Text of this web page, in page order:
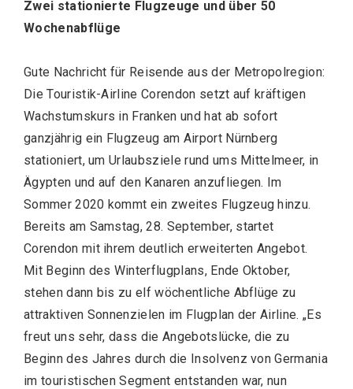
Zwei stationierte Flugzeuge und über 50
Wochenabflüge
Gute Nachricht für Reisende aus der Metropolregion:
Die Touristik-Airline Corendon setzt auf kräftigen
Wachstumskurs in Franken und hat ab sofort
ganzjährig ein Flugzeug am Airport Nürnberg
stationiert, um Urlaubsziele rund ums Mittelmeer, in
Ägypten und auf den Kanaren anzufliegen. Im
Sommer 2020 kommt ein zweites Flugzeug hinzu.
Bereits am Samstag, 28. September, startet
Corendon mit ihrem deutlich erweiterten Angebot.
Mit Beginn des Winterflugplans, Ende Oktober,
stehen dann bis zu elf wöchentliche Abflüge zu
attraktiven Sonnenzielen im Flugplan der Airline. „Es
freut uns sehr, dass die Angebotslücke, die zu
Beginn des Jahres durch die Insolvenz von Germania
im touristischen Segment entstanden war, nun